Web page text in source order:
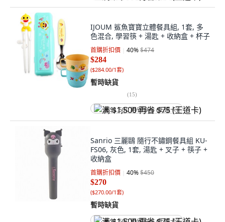
IJOUM 鯊魚寶寶立體餐具組, 1套, 多
色混合, 學習筷 + 湯匙 + 收納盒 + 杯子
首購折扣價 40%$474
$284
($284.00/1套)
暫時缺貨
(15)
满 $1,500 再省 $75 (王道卡)
Sanrio 三麗鷗 隨行不鏽鋼餐具組 KU-
FS06, 灰色, 1套, 湯匙 + 叉子 + 筷子 +
收納盒
首購折扣價 40%$450
$270
($270.00/1套)
暫時缺貨